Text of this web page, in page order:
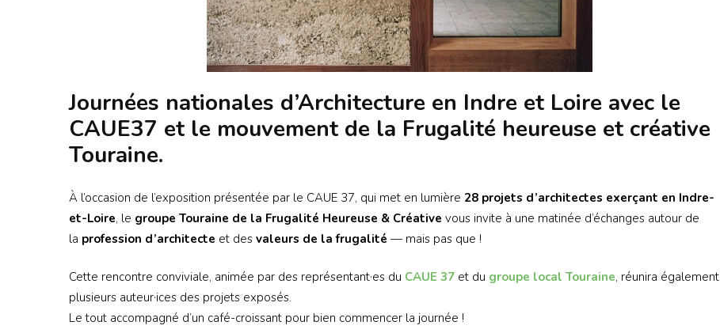
Journées nationales d’Architecture en Indre et Loire avec le
CAUE37 et le mouvement de la Frugalité heureuse et créative
Touraine.
À l’occasion de l’exposition présentée par le CAUE 37, qui met en lumière 28 projets d’architectes exerçant en Indre-
et-Loire, le groupe Touraine de la Frugalité Heureuse & Créative vous invite à une matinée d’échanges autour de
la profession d’architecte et des valeurs de la frugalité — mais pas que !
Cette rencontre conviviale, animée par des représentant·es du CAUE 37 et du groupe local Touraine, réunira également
plusieurs auteur·ices des projets exposés.
Le tout accompagné d’un café-croissant pour bien commencer la journée !